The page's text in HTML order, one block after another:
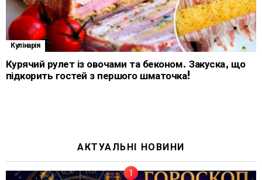
Кулінарія
Курячий рулет із овочами та беконом. Закуска, що
підкорить гостей з першого шматочка!
АКТУАЛЬНІ НОВИНИ